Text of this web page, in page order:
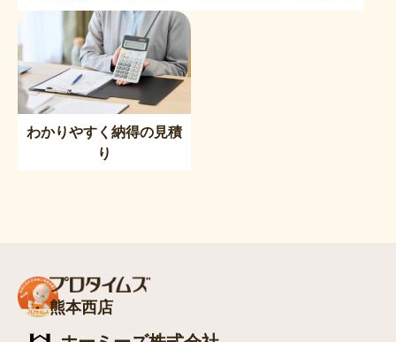
わかりやすく納得の見積
り
熊本西店